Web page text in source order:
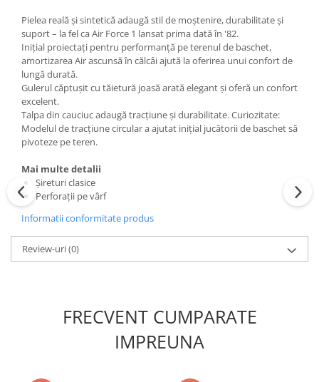
Pielea reală și sintetică adaugă stil de moștenire, durabilitate și
suport – la fel ca Air Force 1 lansat prima dată în '82.
Inițial proiectați pentru performanță pe terenul de baschet,
amortizarea Air ascunsă în călcâi ajută la oferirea unui confort de
lungă durată.
Gulerul căptușit cu tăietură joasă arată elegant și oferă un confort
excelent.
Talpa din cauciuc adaugă tracțiune și durabilitate. Curiozitate:
Modelul de tracțiune circular a ajutat inițial jucătorii de baschet să
pivoteze pe teren.
Mai multe detalii
Șireturi clasice
Perforații pe vârf
Informatii conformitate produs
Review-uri(0)
FRECVENT CUMPARATE
IMPREUNA